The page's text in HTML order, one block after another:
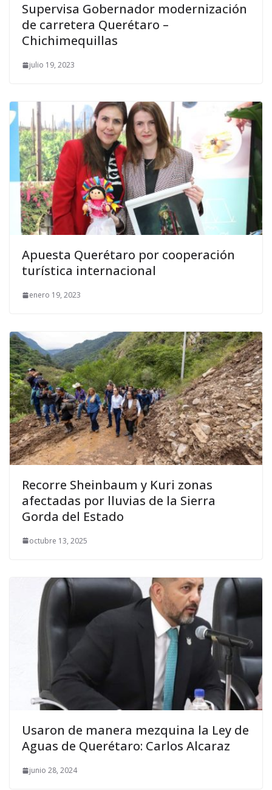
Supervisa Gobernador modernización
de carretera Querétaro –
Chichimequillas
julio 19, 2023
Apuesta Querétaro por cooperación
turística internacional
enero 19, 2023
Recorre Sheinbaum y Kuri zonas
afectadas por lluvias de la Sierra
Gorda del Estado
octubre 13, 2025
Usaron de manera mezquina la Ley de
Aguas de Querétaro: Carlos Alcaraz
junio 28, 2024